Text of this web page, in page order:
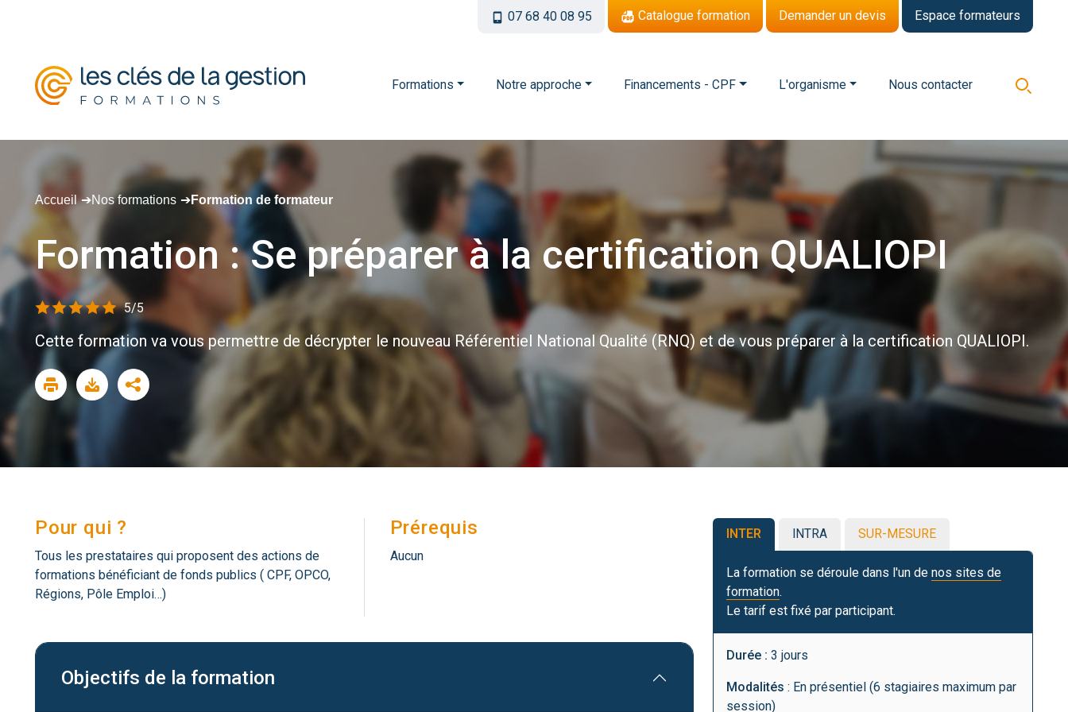
07 68 40 08 95 Catalogue formation Demander un devis Espace formateurs
Formations Notre approche Financements - CPF L'organisme Nous contacter
Accueil Nos formations Formation de formateur
Formation : Se préparer à la certification QUALIOPI
5/5
Cette formation va vous permettre de décrypter le nouveau Référentiel National Qualité (RNQ) et de vous préparer à la certification QUALIOPI.
Pour qui ?
Tous les prestataires qui proposent des actions de
formations bénéficiant de fonds publics ( CPF, OPCO,
Régions, Pôle Emploi…)
Prérequis
Aucun
Objectifs de la formation
INTER INTRA SUR-MESURE
La formation se déroule dans l'un denos sites de
formation.
Le tarif est fixé par participant.
Durée : 3 jours
Modalités : En présentiel (6 stagiaires maximum par
session)